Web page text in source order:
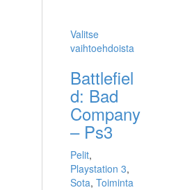
Valitse
vaihtoehdoista
Battlefiel
d: Bad
Company
– Ps3
Pelit,
Playstation 3,
Sota, Toiminta